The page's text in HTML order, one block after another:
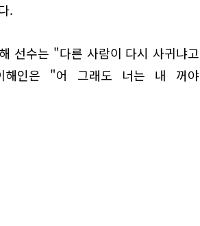
.
선수는 "다른 사람이 다시 사귀냐고
해인은 "어 그래도 너는 내 꺼야